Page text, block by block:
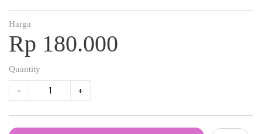
Harga
Rp 180.000
Quantity
- +